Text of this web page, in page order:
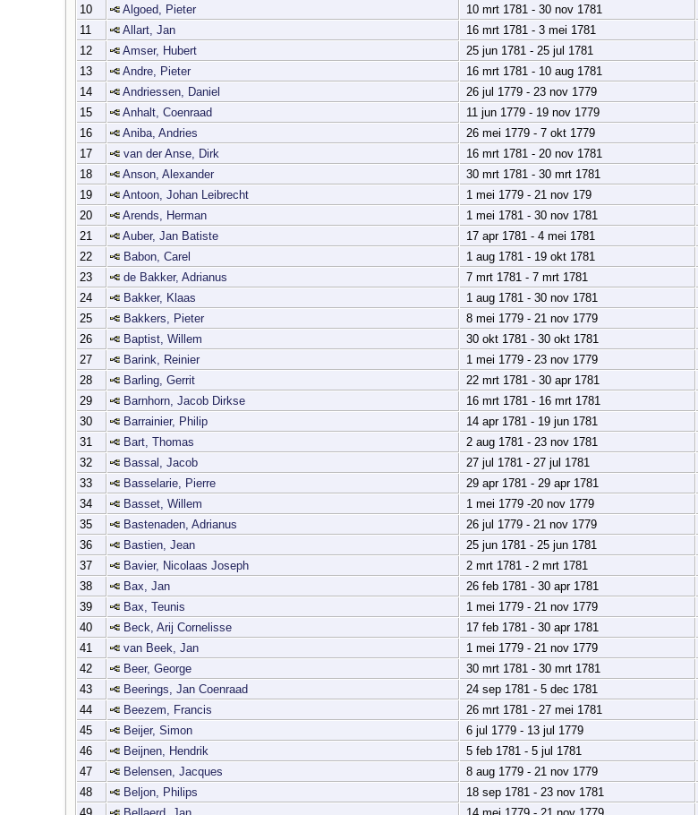
10
Algoed, Pieter 10 mrt 1781 - 30 nov 1781
11
Allart, Jan 16 mrt 1781 - 3 mei 1781
12
Amser, Hubert 25 jun 1781 - 25 jul 1781
13
Andre, Pieter 16 mrt 1781 - 10 aug 1781
14
Andriessen, Daniel 26 jul 1779 - 23 nov 1779
15
Anhalt, Coenraad 11 jun 1779 - 19 nov 1779
16
Aniba, Andries 26 mei 1779 - 7 okt 1779
17
van der Anse, Dirk 16 mrt 1781 - 20 nov 1781
18
Anson, Alexander 30 mrt 1781 - 30 mrt 1781
19
Antoon, Johan Leibrecht 1 mei 1779 - 21 nov 179
20
Arends, Herman 1 mei 1781 - 30 nov 1781
21
Auber, Jan Batiste 17 apr 1781 - 4 mei 1781
22
Babon, Carel 1 aug 1781 - 19 okt 1781
23
de Bakker, Adrianus 7 mrt 1781 - 7 mrt 1781
24
Bakker, Klaas 1 aug 1781 - 30 nov 1781
25
Bakkers, Pieter 8 mei 1779 - 21 nov 1779
26
Baptist, Willem 30 okt 1781 - 30 okt 1781
27
Barink, Reinier 1 mei 1779 - 23 nov 1779
28
Barling, Gerrit 22 mrt 1781 - 30 apr 1781
29
Barnhorn, Jacob Dirkse 16 mrt 1781 - 16 mrt 1781
30
Barrainier, Philip 14 apr 1781 - 19 jun 1781
31
Bart, Thomas 2 aug 1781 - 23 nov 1781
32
Bassal, Jacob 27 jul 1781 - 27 jul 1781
33
Basselarie, Pierre 29 apr 1781 - 29 apr 1781
34
Basset, Willem 1 mei 1779 -20 nov 1779
35
Bastenaden, Adrianus 26 jul 1779 - 21 nov 1779
36
Bastien, Jean 25 jun 1781 - 25 jun 1781
37
Bavier, Nicolaas Joseph 2 mrt 1781 - 2 mrt 1781
38
Bax, Jan 26 feb 1781 - 30 apr 1781
39
Bax, Teunis 1 mei 1779 - 21 nov 1779
40
Beck, Arij Cornelisse 17 feb 1781 - 30 apr 1781
41
van Beek, Jan 1 mei 1779 - 21 nov 1779
42
Beer, George 30 mrt 1781 - 30 mrt 1781
43
Beerings, Jan Coenraad 24 sep 1781 - 5 dec 1781
44
Beezem, Francis 26 mrt 1781 - 27 mei 1781
45
Beijer, Simon 6 jul 1779 - 13 jul 1779
46
Beijnen, Hendrik 5 feb 1781 - 5 jul 1781
47
Belensen, Jacques 8 aug 1779 - 21 nov 1779
48
Beljon, Philips 18 sep 1781 - 23 nov 1781